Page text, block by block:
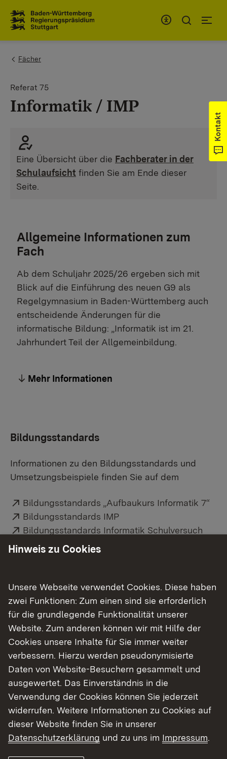
You are here:
Fächer
Referat 75
Informatik / IMP
Eine Übersicht über die Fachberater in der
Schulaufsicht finden Sie am Ende dieser
Seite.
Allgemeine Informationen zum
Fach
Ab dem Schuljahr 2025/26 ergeben sich mit
Blick auf die Einführung des neuen G9 als
Regelgymnasium in Baden-Württemberg auch
entscheidende Änderungen für die
informatische Bildung: „Informatik ist im 21.
Jahrhundert Teil der Allgemeinbildung.
Mehr Informationen
Bildungsstandards
Informationen zu den Bildungsstandards und
Umsetzungsbeispiele finden Sie auf dem
Externer Link:
Bildungsstandards „Aufbaukurs Informatik 7“
Externer Link:
Bildungsstandards IMP
Externer Link:
Bildungsstandards Informatik Schulversuch
Fortbildungen werden zukünftig von dem neu
gegründetenZentrum für Schulqualität und
Lehrerbildung (ZSL)verantwortet.
Abitur
Eine schriftliche Abiturprüfung gibt es
ausschließlich für Leistungsfachschüler:innen im
Rahmen des Schulversuchs Kursstufe Informatik
Modul „Leistungsfach“.
Kontakt
Hinweis zu Cookies
Unsere Webseite verwendet Cookies. Diese haben
zwei Funktionen: Zum einen sind sie erforderlich
für die grundlegende Funktionalität unserer
Website. Zum anderen können wir mit Hilfe der
Cookies unsere Inhalte für Sie immer weiter
verbessern. Hierzu werden pseudonymisierte
Daten von Website-Besuchern gesammelt und
ausgewertet. Das Einverständnis in die
Verwendung der Cookies können Sie jederzeit
widerrufen. Weitere Informationen zu Cookies auf
dieser Website finden Sie in unserer
Datenschutzerklärung und zu uns im Impressum.